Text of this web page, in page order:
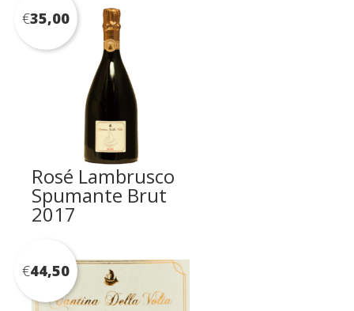
Rosé Lambrusco
Spumante Brut
2017
€35,00
€44,50